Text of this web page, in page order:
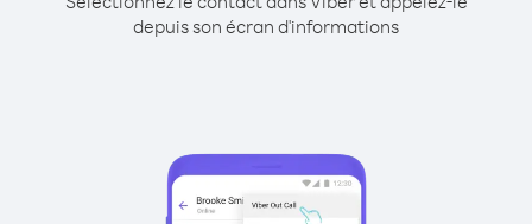
depuis son écran d'informations